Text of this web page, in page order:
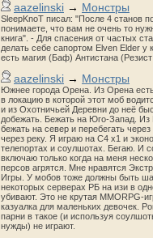
aazelinski → Монстры
SleepKnoT писал: "После 4 станов
понимаете, что вам не очень то
книга". - Для спасения от частых
делать себе сапортом Elven Elder у
есть магия (Баф) Антистана
aazelinski → Монстры
Южнее города Орена. Из Орена
в локацию в которой этот моб
и из Охотничьей Деревни до неё
добежать. Бежать на Юго-Запад. Из
бежать на север и перебегать
через реку. Я играю на С4 х1 и
телепортах и соулшотах. Бегаю. И
включаю только когда на меня
персов агрятся. Мне нравятся
Игры. У мобов тоже должны быть
некоторых серверах РБ на изи в
убивают. Это не крутая MMORPG-
казуалка для маленьких девочек.
парни в такое (и используя
нужды) не играют.